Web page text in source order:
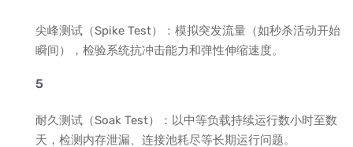
尖峰测试（Spike Test）：模拟突发流量（如秒杀活动开始
瞬间），检验系统抗冲击能力和弹性伸缩速度。
耐久测试（Soak Test）：以中等负载持续运行数小时至数
天，检测内存泄漏、连接池耗尽等长期运行问题。